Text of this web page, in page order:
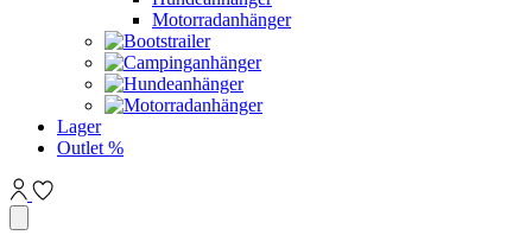
Motorradanhänger
Lager
Outlet %